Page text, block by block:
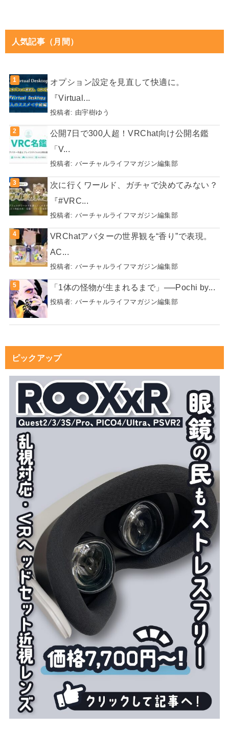
人気記事（月間）
オプション設定を見直して快適に。
『Virtual...
投稿者: 由宇樹ゆう
公開7日で300人超！VRChat向け公開名鑑
「V...
投稿者: バーチャルライフマガジン編集部
次に行くワールド、ガチャで決めてみない？
『#VRC...
投稿者: バーチャルライフマガジン編集部
VRChatアバターの世界観を“香り”で表現。
AC...
投稿者: バーチャルライフマガジン編集部
「1体の怪物が生まれるまで」──Pochi by...
投稿者: バーチャルライフマガジン編集部
ピックアップ